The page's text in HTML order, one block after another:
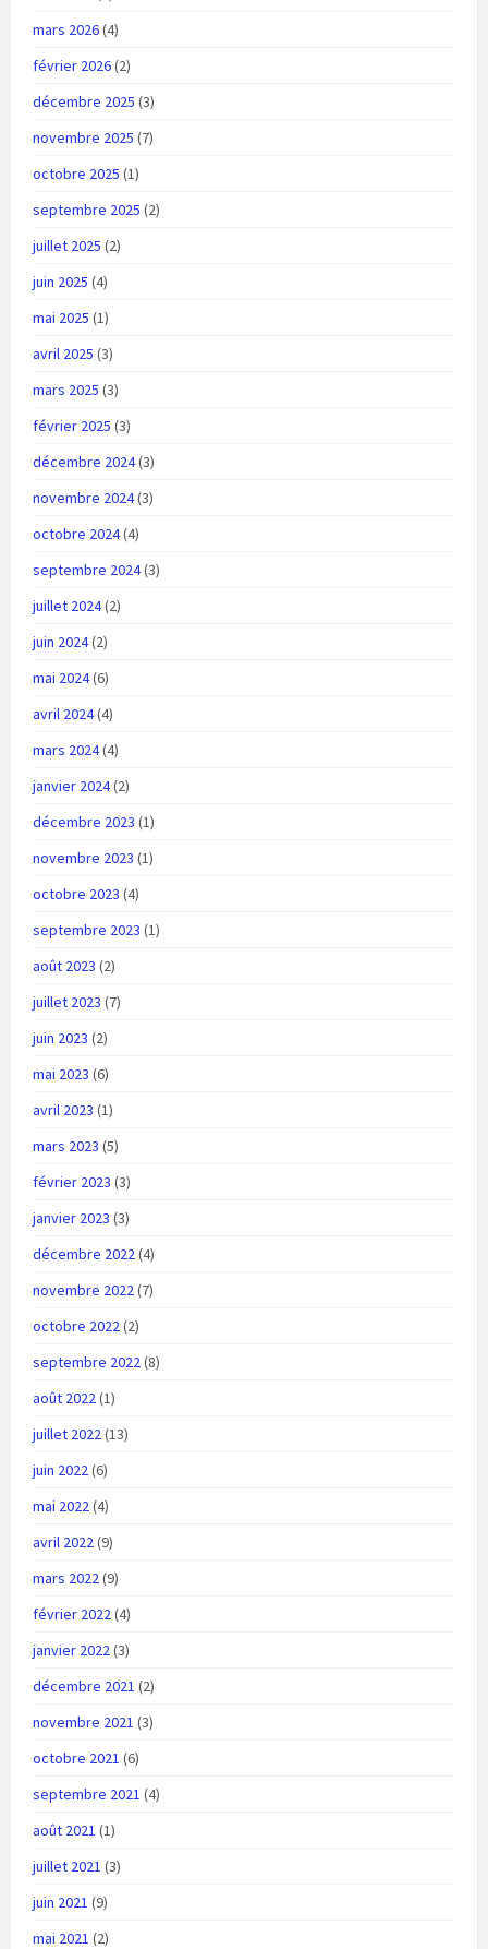
mars 2026(4)
février 2026(2)
décembre 2025 (3)
novembre 2025 (7)
octobre 2025 (1)
septembre 2025 (2)
juillet 2025 (2)
juin 2025 (4)
mai 2025 (1)
avril 2025 (3)
mars 2025 (3)
février 2025 (3)
décembre 2024(3)
novembre 2024(3)
octobre 2024(4)
septembre 2024(3)
juillet 2024(2)
juin 2024(2)
mai 2024(6)
avril 2024(4)
mars 2024(4)
janvier 2024(2)
décembre 2023 (1)
novembre 2023 (1)
octobre 2023 (4)
septembre 2023 (1)
août 2023 (2)
juillet 2023 (7)
juin 2023 (2)
mai 2023 (6)
avril 2023 (1)
mars 2023 (5)
février 2023 (3)
janvier 2023 (3)
décembre 2022(4)
novembre 2022(7)
octobre 2022(2)
septembre 2022(8)
août 2022(1)
juillet 2022(13)
juin 2022(6)
mai 2022(4)
avril 2022(9)
mars 2022(9)
février 2022(4)
janvier 2022(3)
décembre 2021 (2)
novembre 2021 (3)
octobre 2021 (6)
septembre 2021 (4)
août 2021 (1)
juillet 2021 (3)
juin 2021 (9)
mai 2021 (2)